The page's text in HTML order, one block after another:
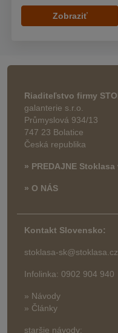
Zobraziť
Riaditeľstvo firmy
galanterie s.r.o.
Průmyslová 934/13
747 23 Bolatice
Česká republika
» PREDAJNE Stoklasa
» O NÁS
Kontakt Slovensko:
stoklasa-sk@stoklasa.cz
Infolinka: 0902 904 940
» Návody
» Články
staršie návody: